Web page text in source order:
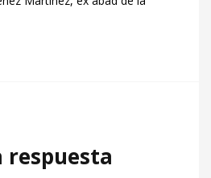
respuesta